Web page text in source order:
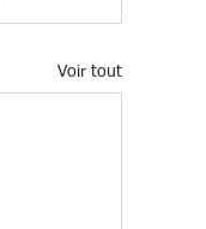
Voir tout